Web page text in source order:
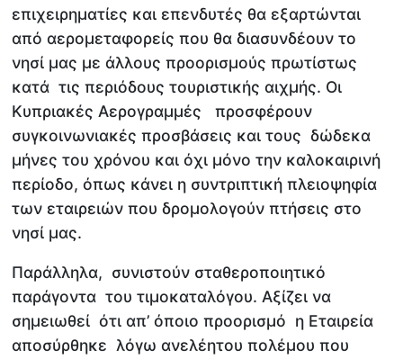
επιχειρηματίες και επενδυτές θα εξαρτώνται
από αερομεταφορείς που θα διασυνδέουν το
νησί μας με άλλους προορισμούς πρωτίστως
κατά τις περιόδους τουριστικής αιχμής. Οι
Κυπριακές Αερογραμμές προσφέρουν
συγκοινωνιακές προσβάσεις και τους δώδεκα
μήνες του χρόνου και όχι μόνο την καλοκαιρινή
περίοδο, όπως κάνει η συντριπτική πλειοψηφία
των εταιρειών που δρομολογούν πτήσεις στο
νησί μας.
Παράλληλα, συνιστούν σταθεροποιητικό
παράγοντα του τιμοκαταλόγου. Αξίζει να
σημειωθεί ότι απ’ όποιο προορισμό η Εταιρεία
αποσύρθηκε λόγω ανελέητου πολέμου που